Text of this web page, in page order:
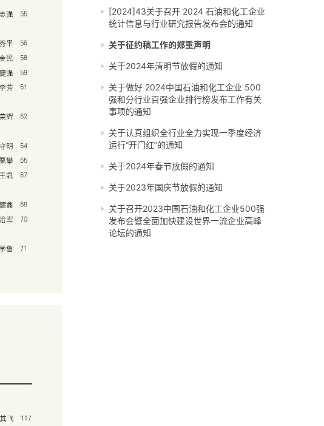
[2024]43关于召开 2024 石油和化工企业
统计信息与行业研究报告发布会的通知
关于征约稿工作的郑重声明
关于2024年清明节放假的通知
关于做好 2024中国石油和化工企业 500
强和分行业百强企业排行榜发布工作有关
事项的通知
关于认真组织全行业全力实现一季度经济
运行“开门红”的通知
关于2024年春节放假的通知
关于2023年国庆节放假的通知
关于召开2023中国石油和化工企业500强
发布会暨全面加快建设世界一流企业高峰
论坛的通知